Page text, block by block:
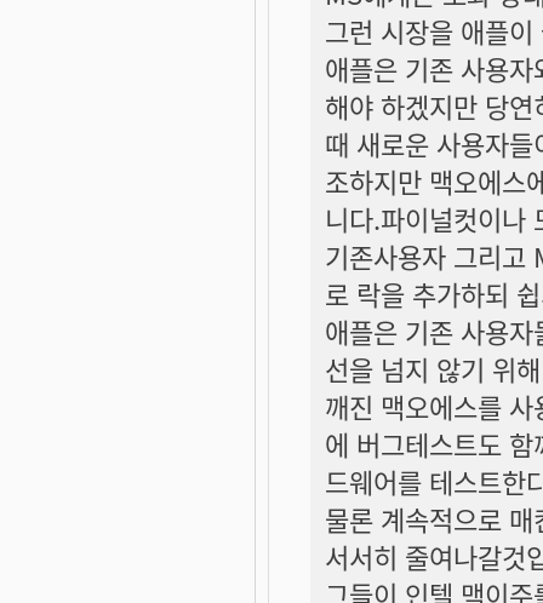
그런 시장을 애플
애플은 기존 사용
해야 하겠지만 당
때 새로운 사용자
조하지만 맥오에스
니다.파이널컷이나
기존사용자 그리고
로 락을 추가하되
애플은 기존 사용
선을 넘지 않기 위
깨진 맥오에스를
에 버그테스트도
드웨어를 테스트한
물론 계속적으로
서서히 줄여나갈것
그들이 인텔 맥이